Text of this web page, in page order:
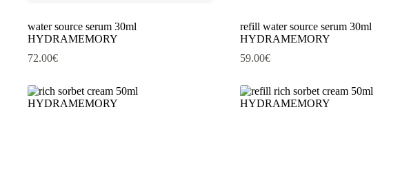
water source serum 30ml
HYDRAMEMORY
72.00€
refill water source serum 30ml
HYDRAMEMORY
59.00€